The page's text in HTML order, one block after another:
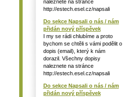
naleznete na stránce
http://estech.esel.cz/napsali
Do sekce Napsali o nás / nám
přidán nový příspěvek
I my se rádi chlubíme a proto
bychom se chtěli s vámi podělit o
dopis (email), který k nám
dorazil. Všechny dopisy
naleznete na stránce
http://estech.esel.cz/napsali
Do sekce Napsali o nás / nám
přidán nový příspěvek